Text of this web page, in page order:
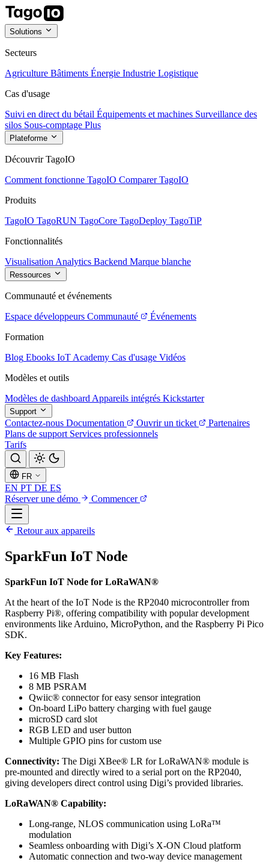
Solutions
Secteurs
Agriculture Bâtiments Énergie Industrie Logistique
Cas d'usage
Suivi en direct du bétail Équipements et machines Surveillance des
silos Sous-comptage Plus
Plateforme
Découvrir TagoIO
Comment fonctionne TagoIO Comparer TagoIO
Produits
TagoIO TagoRUN TagoCore TagoDeploy TagoTiP
Fonctionnalités
Visualisation Analytics Backend Marque blanche
Ressources
Communauté et événements
Espace développeurs Communauté
Événements
Formation
Blog Ebooks IoT Academy Cas d'usage Vidéos
Modèles et outils
Modèles de dashboard Appareils intégrés Kickstarter
Support
Contactez-nous Documentation Ouvrir un ticket
Partenaires
Plans de support Services professionnels
Tarifs
FR
EN PT DE ES
Réserver une démo
Commencer
Retour aux appareils
SparkFun IoT Node
SparkFun IoT Node for LoRaWAN®
At the heart of the IoT Node is the RP2040 microcontroller from
Raspberry Pi®, offering compatibility with popular development
environments like Arduino, MicroPython, and the Raspberry Pi Pico
SDK.
Key Features:
16 MB Flash
8 MB PSRAM
Qwiic® connector for easy sensor integration
On-board LiPo battery charging with fuel gauge
microSD card slot
RGB LED and user button
Multiple GPIO pins for custom use
Connectivity: The Digi XBee® LR for LoRaWAN® module is
pre-mounted and directly wired to a serial port on the RP2040,
giving developers direct control using Digi’s provided libraries.
LoRaWAN® Capability:
Long-range, NLOS communication using LoRa™
modulation
Seamless onboarding with Digi’s X-ON Cloud platform
Automatic connection and two-way device management